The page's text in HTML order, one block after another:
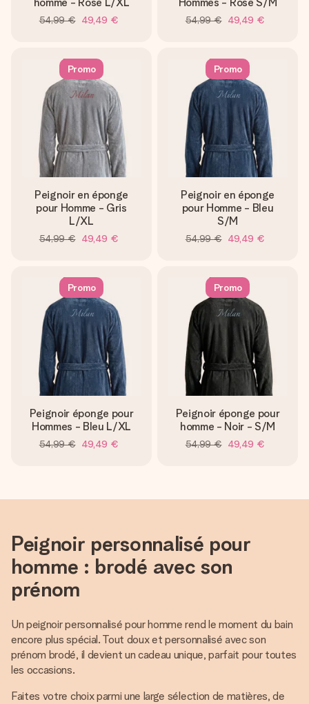
54,99 € 49,49 € 54,99 € 49,49 €
Promo
Peignoir en éponge
pour Homme - Gris
L/XL
54,99 € 49,49 €
Promo
Peignoir en éponge
pour Homme - Bleu
S/M
54,99 € 49,49 €
Promo
Peignoir éponge pour
Hommes - Bleu L/XL
54,99 € 49,49 €
Promo
Peignoir éponge pour
homme - Noir - S/M
54,99 € 49,49 €
Peignoir personnalisé pour
homme : brodé avec son
prénom
Un peignoir personnalisé pour homme rend le moment du bain
encore plus spécial. Tout doux et personnalisé avec son
prénom brodé, il devient un cadeau unique, parfait pour toutes
les occasions.
Faites votre choix parmi une large sélection de matières, de